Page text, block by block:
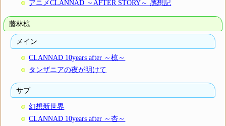
アニメCLANNAD ～AFTER STORY～ 感想記
藤林椋
メイン
CLANNAD 10years after ～椋～
タンザニアの夜が明けて
サブ
幻想新世界
CLANNAD 10years after ～杏～